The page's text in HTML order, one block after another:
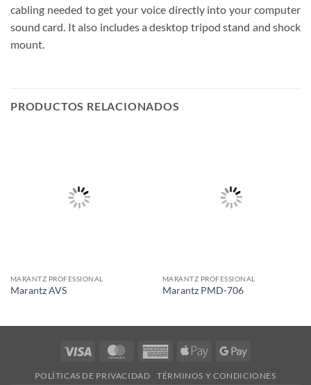
cabling needed to get your voice directly into your computer
sound card. It also includes a desktop tripod stand and shock
mount.
PRODUCTOS RELACIONADOS
MARANTZ PROFESSIONAL
Marantz AVS
MARANTZ PROFESSIONAL
Marantz PMD-706
Visa MasterCardAmericanApple
Google
POLÍTICAS DE PRIVACIDAD TÉRMINOS Y CONDICIONES